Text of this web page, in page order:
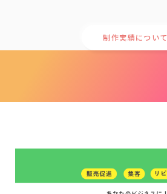
制作実績について